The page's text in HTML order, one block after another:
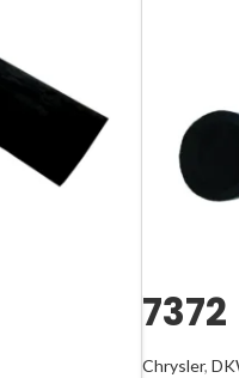
7372
Chrysler,